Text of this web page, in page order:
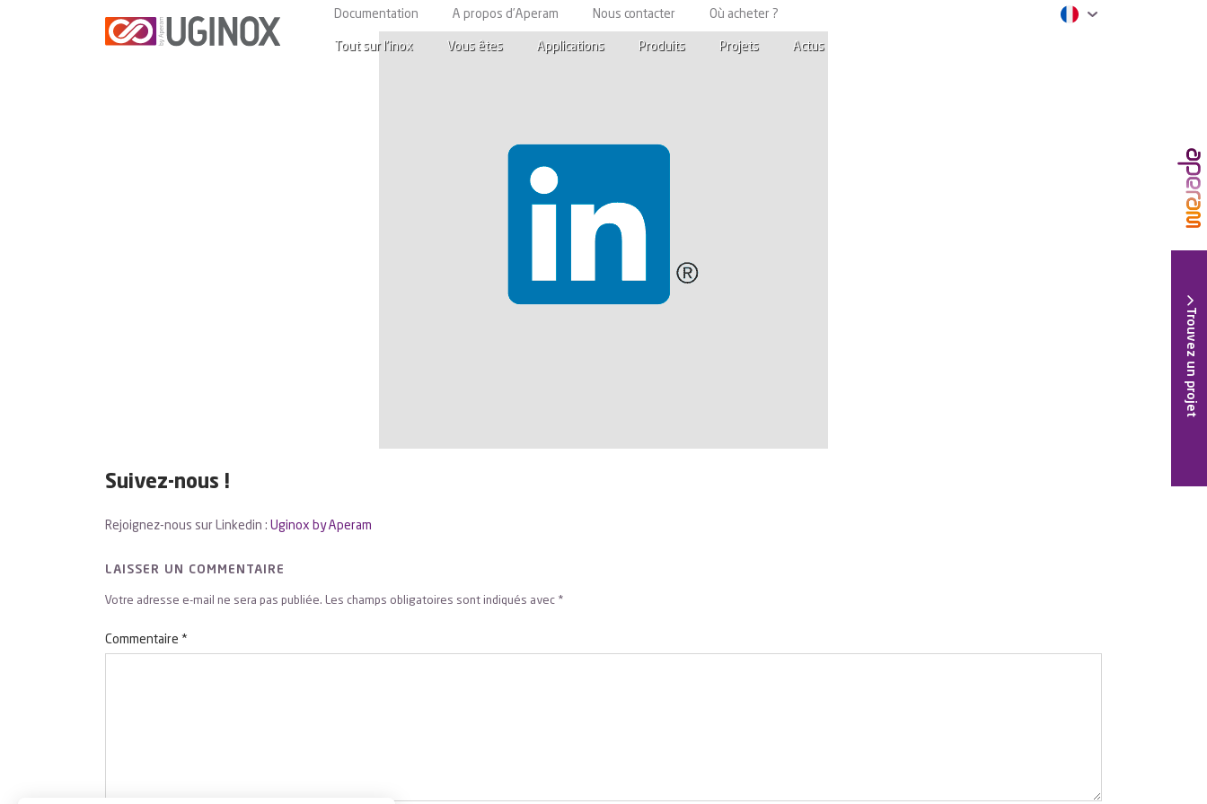
Documentation A propos d’Aperam Nous contacter Où acheter ?
Tout sur l’inox Vous êtes Applications Produits Projets Actus
Suivez-nous !
Rejoignez-nous sur Linkedin : Uginox by Aperam
LAISSER UN COMMENTAIRE
Votre adresse e-mail ne sera pas publiée. Les champs obligatoires sont indiqués avec *
Commentaire *
Trouvez un projet